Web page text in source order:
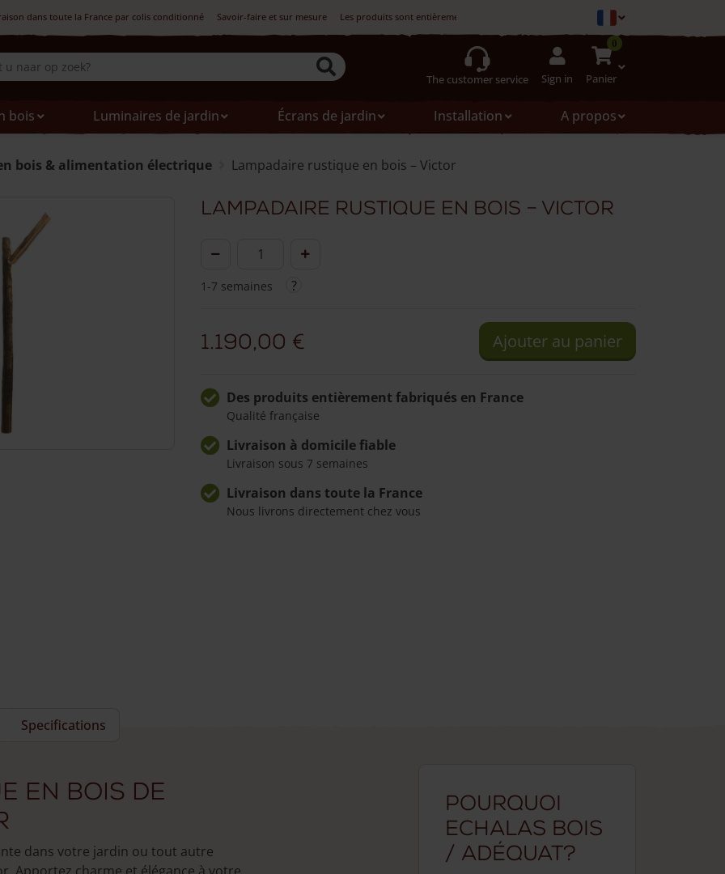
dans toute la France par colis conditionné Savoir-faire et sur mesure Les produits sont entièrement fabriqués en France.
The customer service Sign in
0
Panier
bois
Luminaires de jardin
Écrans de jardin
Installation
A propos
bois & alimentation électrique Lampadaire rustique en bois – Victor
Lampadaire rustique en bois – Victor
quantité
Lampadaire
en
Victor
1-7 semaines
1.190,00 € Ajouter au panier
Des produits entièrement fabriqués en France
Qualité française
Livraison à domicile fiable
Livraison sous 7 semaines
Livraison dans toute la France
Nous livrons directement chez vous
Specifications
en bois de
dans votre jardin ou tout autre
Pourquoi
Echalas bois
/ Adéquat?